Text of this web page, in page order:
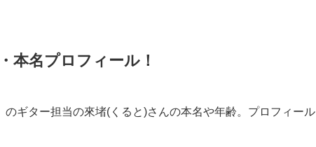
本名プロフィール！
ギター担当の來堵(くると)さんの本名や年齢。プロフィール